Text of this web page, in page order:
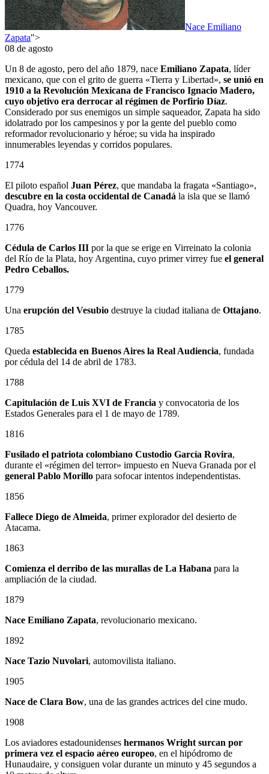
Nace Emiliano
Zapata">
08 de agosto
Un 8 de agosto, pero del año 1879, nace Emiliano Zapata, líder
mexicano, que con el grito de guerra «Tierra y Libertad», se unió en
1910 a la Revolución Mexicana de Francisco Ignacio Madero,
cuyo objetivo era derrocar al régimen de Porfirio Díaz.
Considerado por sus enemigos un simple saqueador, Zapata ha sido
idolatrado por los campesinos y por la gente del pueblo como
reformador revolucionario y héroe; su vida ha inspirado
innumerables leyendas y corridos populares.
1774
El piloto español Juan Pérez, que mandaba la fragata «Santiago»,
descubre en la costa occidental de Canadá la isla que se llamó
Quadra, hoy Vancouver.
1776
Cédula de Carlos III por la que se erige en Virreinato la colonia
del Río de la Plata, hoy Argentina, cuyo primer virrey fue el general
Pedro Ceballos.
1779
Una erupción del Vesubio destruye la ciudad italiana de Ottajano.
1785
Queda establecida en Buenos Aires la Real Audiencia, fundada
por cédula del 14 de abril de 1783.
1788
Capitulación de Luis XVI de Francia y convocatoria de los
Estados Generales para el 1 de mayo de 1789.
1816
Fusilado el patriota colombiano Custodio García Rovira,
durante el «régimen del terror» impuesto en Nueva Granada por el
general Pablo Morillo para sofocar intentos independentistas.
1856
Fallece Diego de Almeida, primer explorador del desierto de
Atacama.
1863
Comienza el derribo de las murallas de La Habana para la
ampliación de la ciudad.
1879
Nace Emiliano Zapata, revolucionario mexicano.
1892
Nace Tazio Nuvolari, automovilista italiano.
1905
Nace de Clara Bow, una de las grandes actrices del cine mudo.
1908
Los aviadores estadounidenses hermanos Wright surcan por
primera vez el espacio aéreo europeo, en el hipódromo de
Hunaudaire, y consiguen volar durante un minuto y 45 segundos a